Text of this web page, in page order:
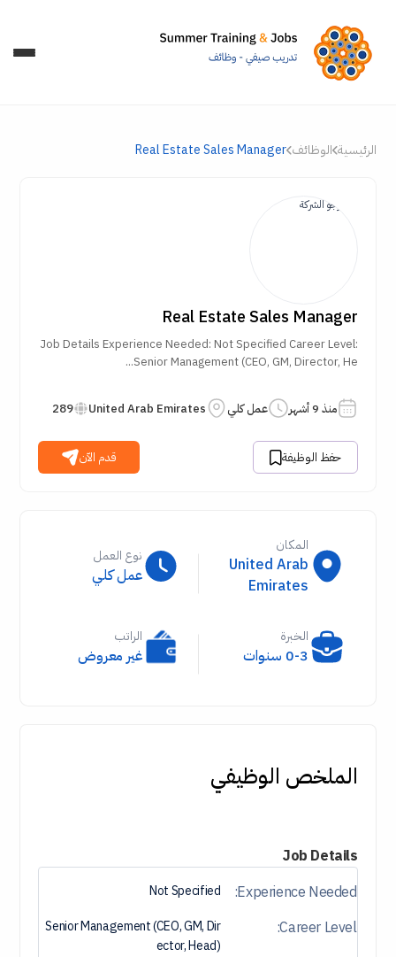
الرئيسية الوظائف Real Estate Sales Manager
Real Estate Sales Manager
Job Details Experience Needed: Not Specified Career Level:
Senior Management (CEO, GM, Director, He...
منذ 9 أشهر عمل كلي United Arab Emirates
289
حفظ الوظيفة قدم الآن
المكان
United Arab
Emirates
نوع العمل
عمل كلي
الخبرة
0-3 سنوات
الراتب
غير معروض
الملخص الوظيفي
Job Details
Experience Needed:
Not Specified
Career Level:
Senior Management (CEO, GM, Dir
Ector, Head)